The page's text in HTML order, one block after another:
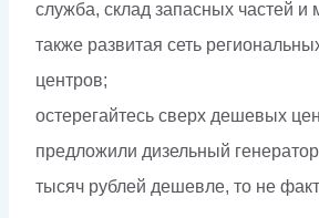
служба, склад запасных частей и
также развитая сеть
центров;
остерегайтесь сверх дешевых
предложили дизельный
тысяч рублей дешевле, то не